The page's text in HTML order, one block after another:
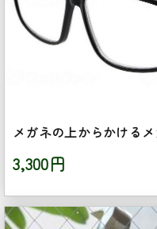
メガネの上からかける
3,300円